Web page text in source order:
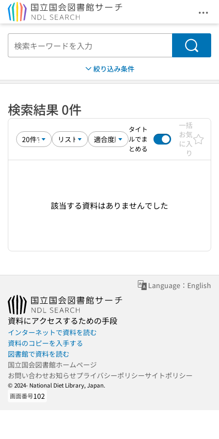
メ
検索
絞り込み条件
検索結果 0件
タイト
ルでま
とめる
一括
お気
に入
り
該当する資料はありませんでした
Language：English
資料にアクセスするための手段
インターネットで資料を読む
資料のコピーを入手する
図書館で資料を読む
国立国会図書館ホームページ
お問い合わせお知らせプライバシーポリシーサイトポリシー
© 2024- National Diet Library, Japan.
画面番号102